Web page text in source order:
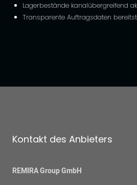
Lagerbestände kanalübergreifend
Transparente Auftragsdaten
Kontakt des Anbieters
REMIRA Group GmbH